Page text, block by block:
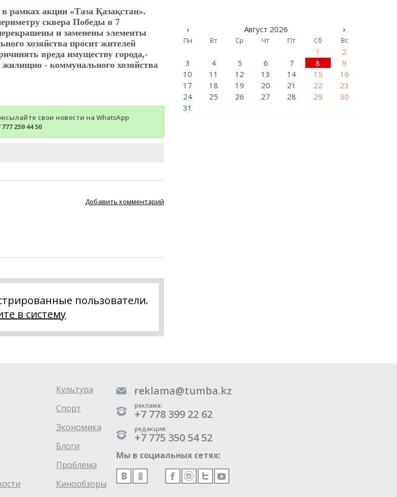
рамках акции «Таза Қазақстан».
сквера Победы в 7
и заменены элементы
хозяйства просит жителей
вреда имуществу города,-
жилищно - коммунального хозяйства
свои новости на WhatsApp
777 259 44 50
Добавить комментарий
пользователи.
в систему
‹ Август 2026 ›
Пн Вт Ср Чт Пт Сб Вс
1
2
3
4 5 6 7 8
9
10
11 12 13 14 15
16
17
18 19 20 21 22
23
24
25 26 27 28 29
30
31
Культура
Спорт
Экономика
Блоги
Проблема
Кинообзоры
reklama@tumba.kz
реклама:
+7 778 399 22 62
редакция:
+7 775 350 54 52
Мы в социальных сетях: